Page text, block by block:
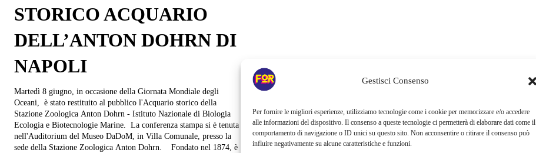
Gestisci Consenso
Per fornire le migliori esperienze, utilizziamo tecnologie come i cookie per memorizzare e/o accedere
alle informazioni del dispositivo. Il consenso a queste tecnologie ci permetterà di elaborare dati come il
comportamento di navigazione o ID unici su questo sito. Non acconsentire o ritirare il consenso può
influire negativamente su alcune caratteristiche e funzioni.
STORICO ACQUARIO
DELL’ANTON DOHRN DI
NAPOLI
Martedì 8 giugno, in occasione della Giornata Mondiale degli
Oceani, è stato restituito al pubblico l'Acquario storico della
Stazione Zoologica Anton Dohrn - Istituto Nazionale di Biologia
Ecologia e Biotecnologie Marine. La conferenza stampa si è tenuta
nell'Auditorium del Museo DaDoM, in Villa Comunale, presso la
sede della Stazione Zoologica Anton Dohrn. Fondato nel 1874, è